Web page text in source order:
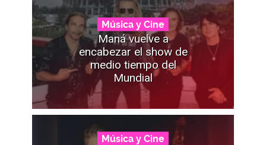
Música y Cine
Maná vuelve a
encabezar el show de
medio tiempo del
Mundial
Música y Cine